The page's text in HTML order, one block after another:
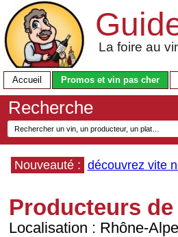
La foire au
Accueil Promos et vin pas cher
Recherche
Nouveauté : découvrez vite
Producteurs
Localisation : Rhône-